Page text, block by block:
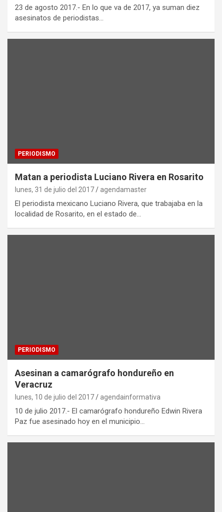
23 de agosto 2017.- En lo que va de 2017, ya suman diez
asesinatos de periodistas…
PERIODISMO
Matan a periodista Luciano Rivera en Rosarito
lunes, 31 de julio del 2017 agendamaster
El periodista mexicano Luciano Rivera, que trabajaba en la
localidad de Rosarito, en el estado de…
PERIODISMO
Asesinan a camarógrafo hondureño en
Veracruz
lunes, 10 de julio del 2017 agendainformativa
10 de julio 2017.- El camarógrafo hondureño Edwin Rivera
Paz fue asesinado hoy en el municipio…